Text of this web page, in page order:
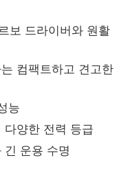
보 드라이버와 원활
컴팩트하고 견고한
능
다양한 전력 등급
긴 운용 수명